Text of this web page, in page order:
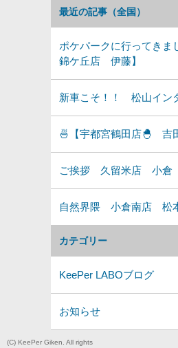
カテゴリー
KeePer LABOブログ
お知らせ
最近の記事（全国）
ポケパークに行ってきま
錦ケ丘店 伊藤】
新車こそ！！ 松山イ
🍜【宇都宮鶴田店🐣 吉
ご挨拶 久留米店 小
自然界隈 小倉南店 松
(C) KeePer Giken. All rights